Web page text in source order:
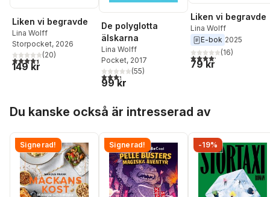
Liken vi begravde
Lina Wolff
Storpocket, 2026
4,4utav 5 stjärnor. Totalt antal röster:
(20)
149 kr
De polyglotta
älskarna
Lina Wolff
Pocket, 2017
3,3utav 5 stjärnor. Totalt antal röster:
(55)
99 kr
Liken vi begravde
Lina Wolff
E-bok 2025
4,2utav 5 stjärnor.
(16)
79 kr
Du kanske också är intresserad av
Signerad! Signerad! -19%